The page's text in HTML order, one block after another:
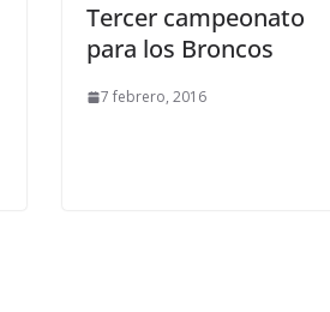
Tercer campeonato
para los Broncos
7 febrero, 2016